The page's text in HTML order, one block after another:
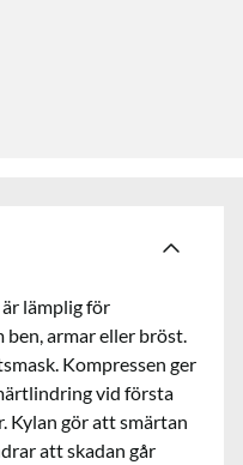
lämplig för
armar eller bröst.
Kompressen ger
vid första
Kylan gör att smärtan
att skadan går